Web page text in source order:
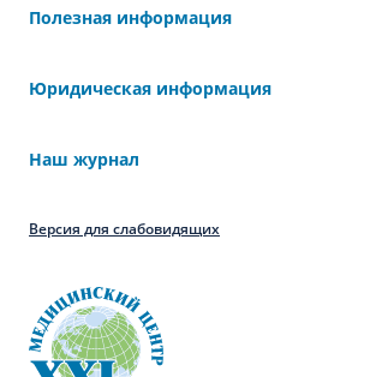
Полезная информация
Юридическая информация
Наш журнал
Версия для слабовидящих